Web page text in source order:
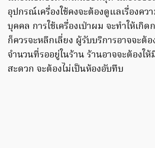
อุปกรณ์เครื่องใช้คงจะต้องดูแลเรื่องคว
บุคคล การใช้เครื่องเป่าผม จะทำให้เกิด
ก็ควรจะหลีกเลี่ยง ผู้รับบริการอาจจะต้
จำนวนที่รออยู่ในร้าน ร้านอาจจะต้องให้
สะดวก จะต้องไม่เป็นห้องอับทึบ